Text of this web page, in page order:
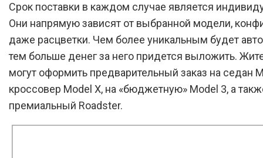
Срок поставки в каждом случае является
Они напрямую зависят от выбранной модели,
даже расцветки. Чем более уникальным будет
тем больше денег за него придется выложить.
могут оформить предварительный заказ на седан
кроссовер Model X, на «бюджетную» Model 3, а
премиальный Roadster.